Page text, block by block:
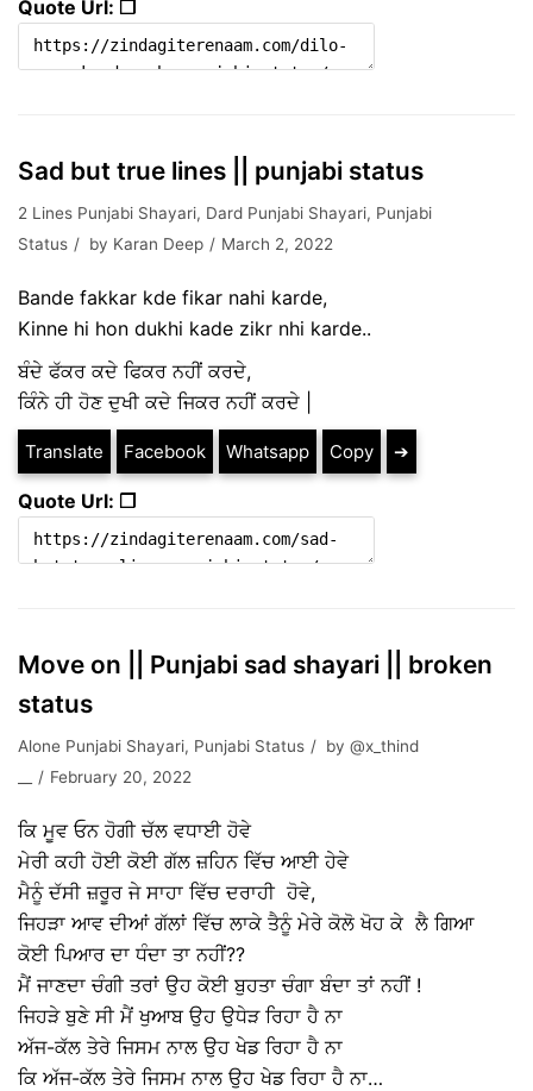
Quote Url: ❐
Sad but true lines || punjabi status
2 Lines Punjabi Shayari, Dard Punjabi Shayari, Punjabi
Status
by Karan Deep March 2, 2022
Bande fakkar kde fikar nahi karde,
Kinne hi hon dukhi kade zikr nhi karde..
ਬੰਦੇ ਫੱਕਰ ਕਦੇ ਫਿਕਰ ਨਹੀਂ ਕਰਦੇ,
ਕਿੰਨੇ ਹੀ ਹੋਣ ਦੁਖੀ ਕਦੇ ਜਿਕਰ ਨਹੀਂ ਕਰਦੇ |
Translate Facebook Whatsapp Copy ➔
Quote Url: ❐
Move on || Punjabi sad shayari || broken
status
Alone Punjabi Shayari, Punjabi Status by @x_thind
February 20, 2022
ਕਿ ਮੂਵ ਓਨ ਹੋਗੀ ਚੱਲ ਵਧਾਈ ਹੋਵੇ
ਮੇਰੀ ਕਹੀ ਹੋਈ ਕੋਈ ਗੱਲ ਜ਼ਹਿਨ ਵਿੱਚ ਆਈ ਹੇਵੇ
ਮੈਨੂੰ ਦੱਸੀ ਜ਼ਰੂਰ ਜੇ ਸਾਹਾ ਵਿੱਚ ਦਰਾਹੀ ਹੋਵੇ,
ਜਿਹੜਾ ਆਵ ਦੀਆਂ ਗੱਲਾਂ ਵਿੱਚ ਲਾਕੇ ਤੈਨੂੰ ਮੇਰੇ ਕੋਲੋ ਖੋਹ ਕੇ ਲੈ ਗਿਆ
ਕੋਈ ਪਿਆਰ ਦਾ ਧੰਦਾ ਤਾ ਨਹੀਂ??
ਮੈਂ ਜਾਣਦਾ ਚੰਗੀ ਤਰਾਂ ਉਹ ਕੋਈ ਬੁਹਤਾ ਚੰਗਾ ਬੰਦਾ ਤਾਂ ਨਹੀਂ !
ਜਿਹੜੇ ਬੁਣੇ ਸੀ ਮੈਂ ਖੁਆਬ ਉਹ ਉਧੇੜ ਰਿਹਾ ਹੈ ਨਾ
ਅੱਜ-ਕੱਲ ਤੇਰੇ ਜਿਸਮ ਨਾਲ ਉਹ ਖੇਡ ਰਿਹਾ ਹੈ ਨਾ
ਕਿ ਅੱਜ-ਕੱਲ ਤੇਰੇ ਜਿਸਮ ਨਾਲ ਉਹ ਖੇਡ ਰਿਹਾ ਹੈ ਨਾ…